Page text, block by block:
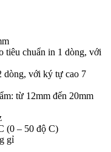
tiêu chuẩn in 1 dòng, với
dòng, với ký tự cao 7
từ 12mm đến 20mm
(0 – 50 độ C)
gỉ